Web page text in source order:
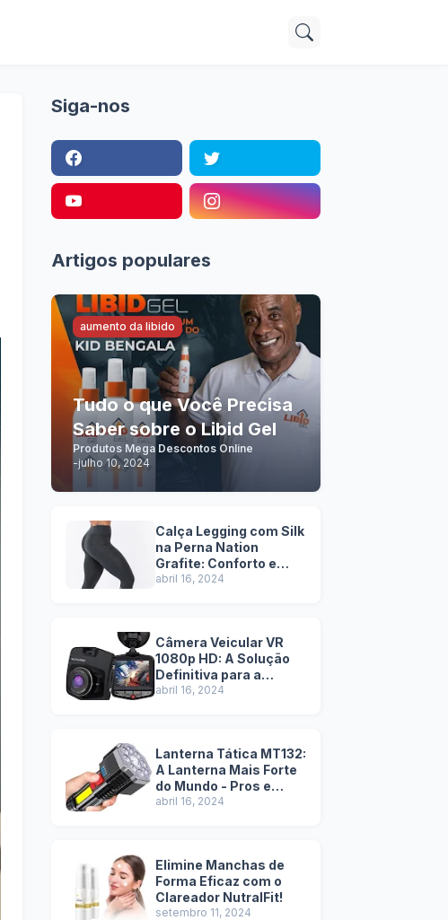
Siga-nos
Artigos populares
aumento da libido
Tudo o que Você Precisa
Saber sobre o Libid Gel
Produtos Mega Descontos Online
-julho 10, 2024
Calça Legging com Silk
na Perna Nation
Grafite: Conforto e
Estilo em Uma Só Peça
abril 16, 2024
Câmera Veicular VR
1080p HD: A Solução
Definitiva para a
Segurança na Estrada
abril 16, 2024
Lanterna Tática MT132:
A Lanterna Mais Forte
do Mundo - Pros e
Contras
abril 16, 2024
Elimine Manchas de
Forma Eficaz com o
Clareador NutralFit!
setembro 11, 2024